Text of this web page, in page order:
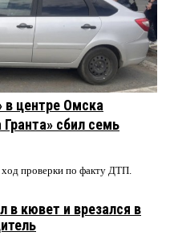
в центре Омска
сбил семь
ход проверки по факту ДТП.
в кювет и врезался в